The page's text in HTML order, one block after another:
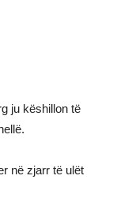
ju këshillon të
në zjarr të ulët